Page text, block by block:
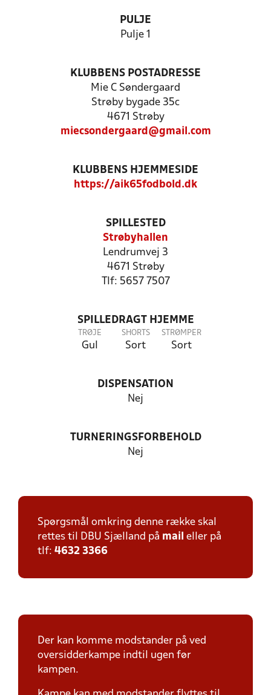
PULJE
Pulje 1
KLUBBENS POSTADRESSE
Mie C Søndergaard
Strøby bygade 35c
4671 Strøby
miecsondergaard@gmail.com
KLUBBENS HJEMMESIDE
https://aik65fodbold.dk
SPILLESTED
Strøbyhallen
Lendrumvej 3
4671 Strøby
Tlf: 5657 7507
SPILLEDRAGT HJEMME
TRØJE
Gul
SHORTS
Sort
STRØMPER
Sort
DISPENSATION
Nej
TURNERINGSFORBEHOLD
Nej
Spørgsmål omkring denne række skal
rettes til DBU Sjælland på mail eller på
tlf: 4632 3366
Der kan komme modstander på ved
oversidderkampe indtil ugen før
kampen.